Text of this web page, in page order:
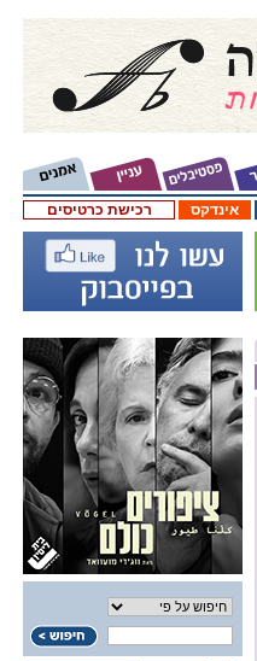
רכישת כרטיסים אינדקס